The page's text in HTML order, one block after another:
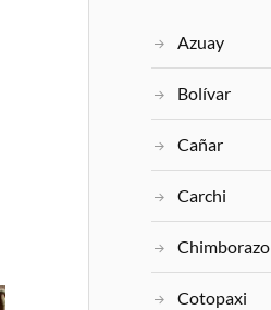
Azuay
Bolívar
Cañar
Carchi
Chimborazo
Cotopaxi